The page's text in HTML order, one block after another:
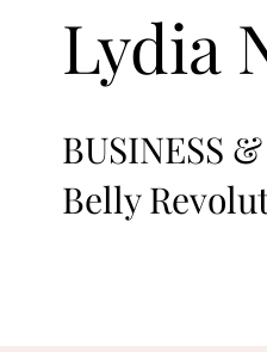
Lydia
BUSINESS &
Belly